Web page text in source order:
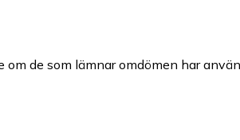
de som lämnar omdömen har